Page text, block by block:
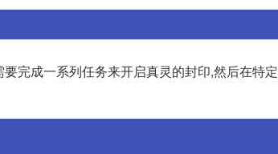
完成一系列任务来开启真灵的封印,然后在特定